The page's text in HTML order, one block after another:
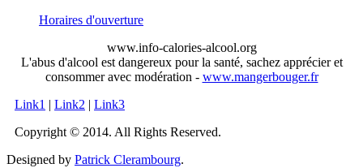
Horaires d'ouverture
www.info-calories-alcool.org
L'abus d'alcool est dangereux pour la santé, sachez apprécier et
consommer avec modération - www.mangerbouger.fr
Link1 | Link2 | Link3
Copyright © 2014. All Rights Reserved.
Designed by Patrick Clerambourg.